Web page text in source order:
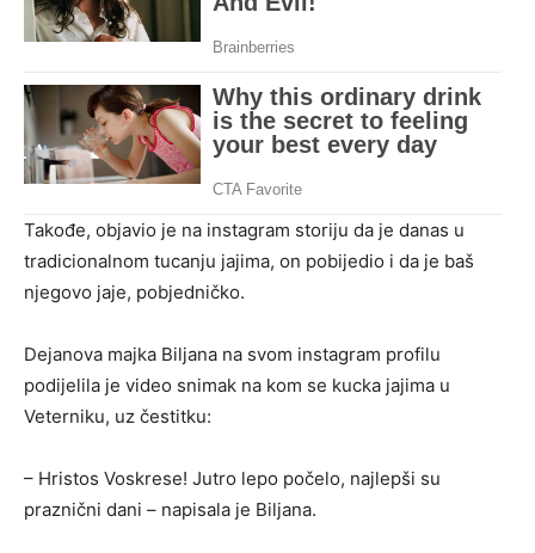
Takođe, objavio je na instagram storiju da je danas u
tradicionalnom tucanju jajima, on pobijedio i da je baš
njegovo jaje, pobjedničko.
Dejanova majka Biljana na svom instagram profilu
podijelila je video snimak na kom se kucka jajima u
Veterniku, uz čestitku:
– Hristos Voskrese! Jutro lepo počelo, najlepši su
praznični dani – napisala je Biljana.